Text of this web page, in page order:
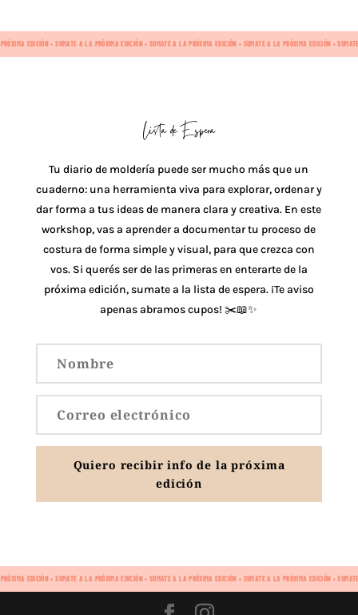
EDICIÓN • SUMATE A LA PRÓXIMA EDICIÓN • SUMATE A LA PRÓXIMA EDICIÓN • SUMATE A LA PRÓXIMA EDICIÓN •
Lista de Espera
Tu diario de moldería puede ser mucho más que un
cuaderno: una herramienta viva para explorar, ordenar y
dar forma a tus ideas de manera clara y creativa. En este
workshop, vas a aprender a documentar tu proceso de
costura de forma simple y visual, para que crezca con
vos. Si querés ser de las primeras en enterarte de la
próxima edición, sumate a la lista de espera. ¡Te aviso
apenas abramos cupos! ✂️📖✨
Quiero recibir info de la próxima
edición
EDICIÓN • SUMATE A LA PRÓXIMA EDICIÓN • SUMATE A LA PRÓXIMA EDICIÓN • SUMATE A LA PRÓXIMA EDICIÓN •